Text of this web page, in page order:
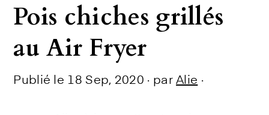
navigation
content
sidebar
Pois chiches grillés
au Air Fryer
Publié le 18 Sep, 2020 · parAlie ·